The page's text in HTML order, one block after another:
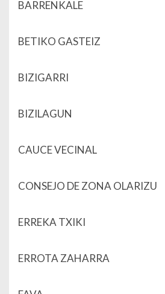
BARRENKALE
BETIKO GASTEIZ
BIZIGARRI
BIZILAGUN
CAUCE VECINAL
CONSEJO DE ZONA OLARIZU
ERREKA TXIKI
ERROTA ZAHARRA